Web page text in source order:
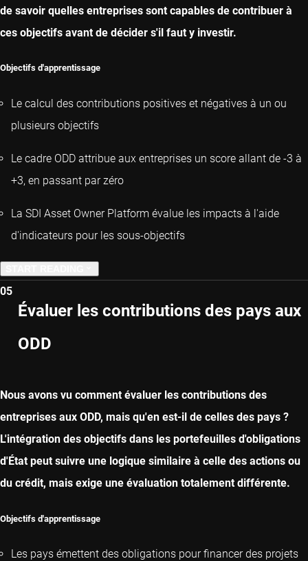
de savoir quelles entreprises sont capables de contribuer à
ces objectifs avant de décider s'il faut y investir.
Objectifs d'apprentissage
Le calcul des contributions positives et négatives à un ou
plusieurs objectifs
Le cadre ODD attribue aux entreprises un score allant de -3 à
+3, en passant par zéro
La SDI Asset Owner Platform évalue les impacts à l'aide
d'indicateurs pour les sous-objectifs
PREVIOUS CHAPTER
05
Évaluer les contributions des pays aux
ODD
Nous avons vu comment évaluer les contributions des
entreprises aux ODD, mais qu'en est-il de celles des pays ?
L'intégration des objectifs dans les portefeuilles d'obligations
d'État peut suivre une logique similaire à celle des actions ou
du crédit, mais exige une évaluation totalement différente.
Objectifs d'apprentissage
Les pays émettent des obligations pour financer des projets